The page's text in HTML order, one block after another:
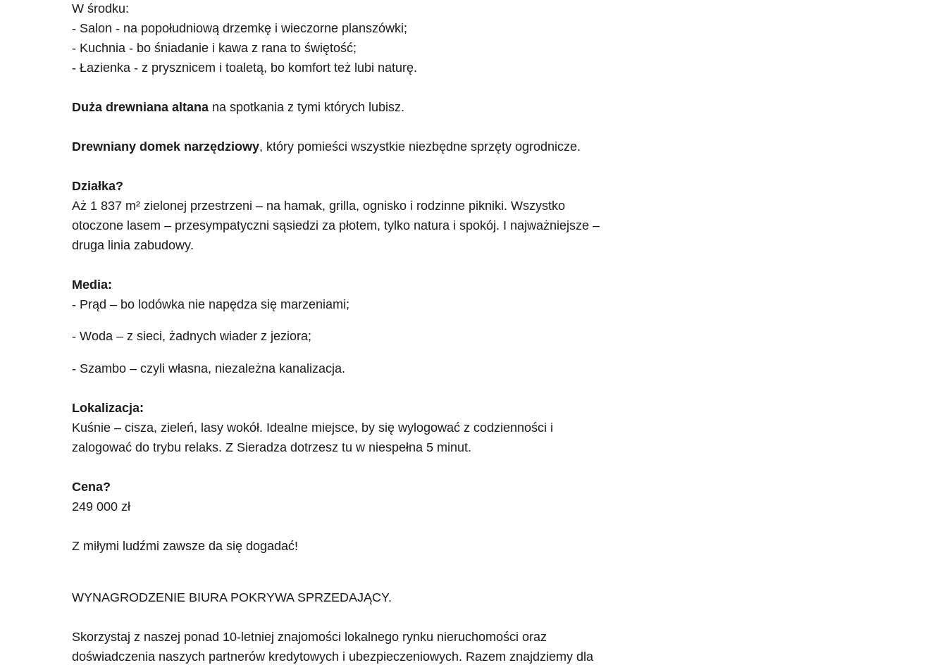
W środku:
- Salon - na popołudniową drzemkę i wieczorne planszówki;
- Kuchnia - bo śniadanie i kawa z rana to świętość;
- Łazienka - z prysznicem i toaletą, bo komfort też lubi naturę.
Duża drewniana altana na spotkania z tymi których lubisz.
Drewniany domek narzędziowy, który pomieści wszystkie niezbędne sprzęty ogrodnicze.
Działka?
Aż 1 837 m² zielonej przestrzeni – na hamak, grilla, ognisko i rodzinne pikniki. Wszystko
otoczone lasem – przesympatyczni sąsiedzi za płotem, tylko natura i spokój. I najważniejsze –
druga linia zabudowy.
Media:
- Prąd – bo lodówka nie napędza się marzeniami;
- Woda – z sieci, żadnych wiader z jeziora;
- Szambo – czyli własna, niezależna kanalizacja.
Lokalizacja:
Kuśnie – cisza, zieleń, lasy wokół. Idealne miejsce, by się wylogować z codzienności i
zalogować do trybu relaks. Z Sieradza dotrzesz tu w niespełna 5 minut.
Cena?
249 000 zł
Z miłymi ludźmi zawsze da się dogadać!
WYNAGRODZENIE BIURA POKRYWA SPRZEDAJĄCY.
Skorzystaj z naszej ponad 10-letniej znajomości lokalnego rynku nieruchomości oraz
doświadczenia naszych partnerów kredytowych i ubezpieczeniowych. Razem znajdziemy dla